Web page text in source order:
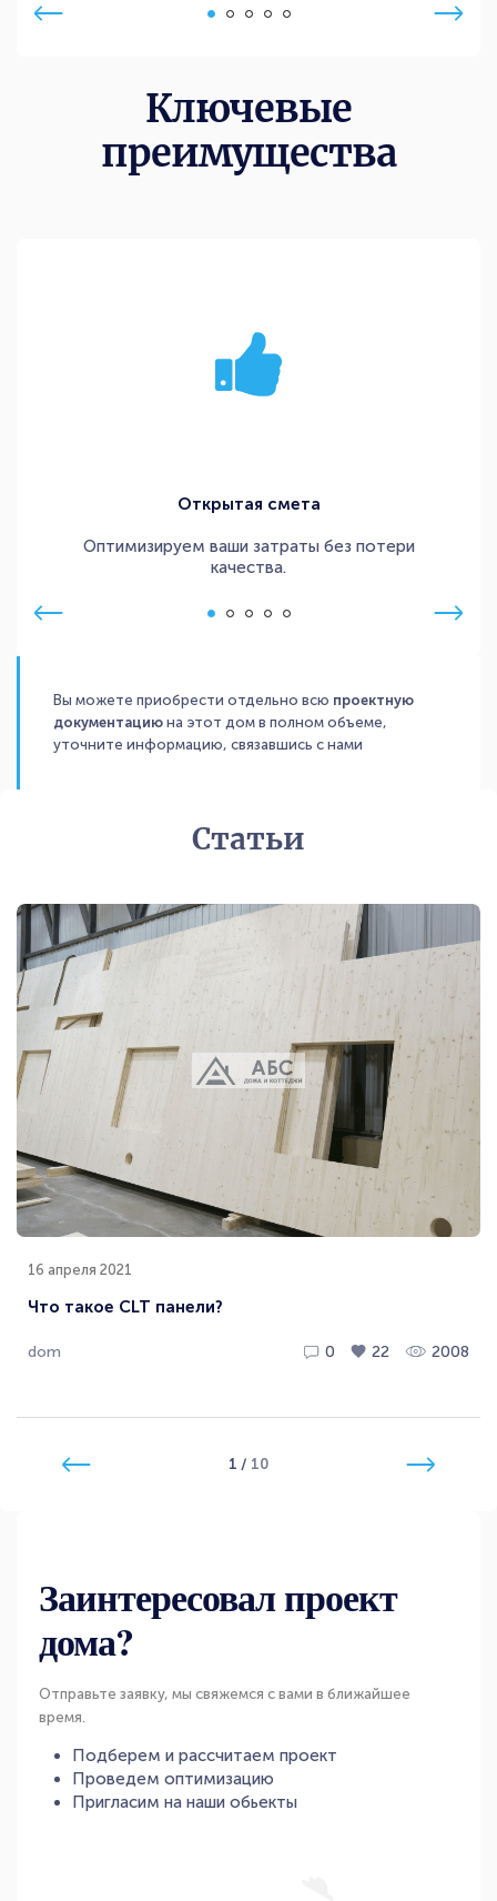
Ключевые
преимущества
Открытая смета
Оптимизируем ваши затраты без потери
качества.
Вы можете приобрести отдельно всю проектную
документацию на этот дом в полном объеме,
уточните информацию, связавшись с нами
Статьи
16 апреля 2021
Что такое CLT панели?
dom 0 22 2008
1 / 10
Заинтересовал проект
дома?
Отправьте заявку, мы свяжемся с вами в ближайшее
время.
Подберем и рассчитаем проект
Проведем оптимизацию
Пригласим на наши обьекты